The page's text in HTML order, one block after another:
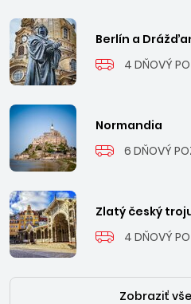
Berlín a
4 DŇOVÝ
Normandia
6 DŇOVÝ
Zlatý český
4 DŇOVÝ
Zobraziť